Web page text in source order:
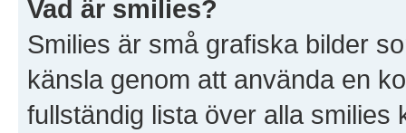
Vad är smilies?
Smilies är små grafiska bilder
känsla genom att använda en
fullständig lista över alla